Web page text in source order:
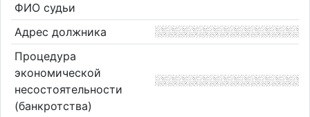
ФИО судьи
Адрес должника
Процедура
экономической
несостоятельности
(банкротства)